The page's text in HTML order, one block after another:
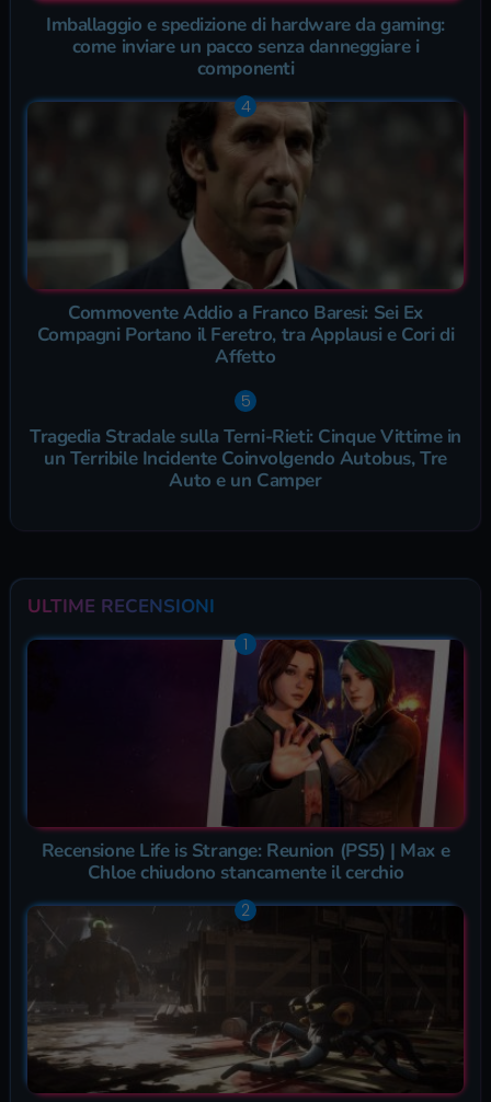
Imballaggio e spedizione di hardware da gaming:
come inviare un pacco senza danneggiare i
componenti
Commovente Addio a Franco Baresi: Sei Ex
Compagni Portano il Feretro, tra Applausi e Cori di
Affetto
Tragedia Stradale sulla Terni-Rieti: Cinque Vittime in
un Terribile Incidente Coinvolgendo Autobus, Tre
Auto e un Camper
ULTIME RECENSIONI
Recensione Life is Strange: Reunion (PS5) | Max e
Chloe chiudono stancamente il cerchio